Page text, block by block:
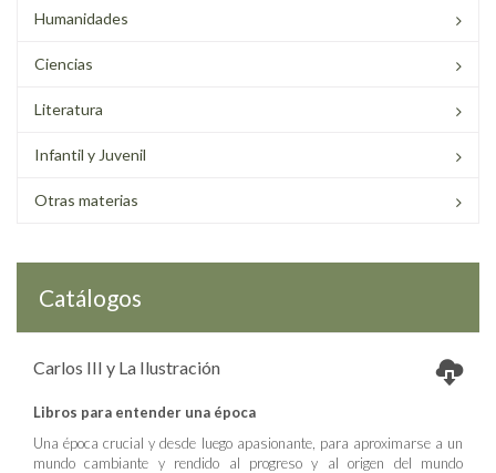
Humanidades
Ciencias
Literatura
Infantil y Juvenil
Otras materias
Catálogos
Carlos III y La Ilustración
Libros para entender una época
Una época crucial y desde luego apasionante, para aproximarse a un
mundo cambiante y rendido al progreso y al origen del mundo